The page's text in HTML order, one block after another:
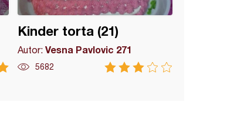
Kinder torta (21)
Autor:Vesna Pavlovic 271
5682